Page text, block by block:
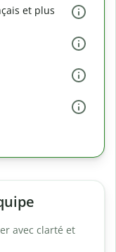
et plus
avec clarté et